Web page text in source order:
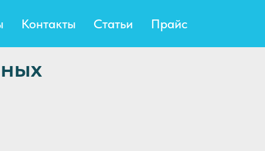
Контакты Статьи Прайс